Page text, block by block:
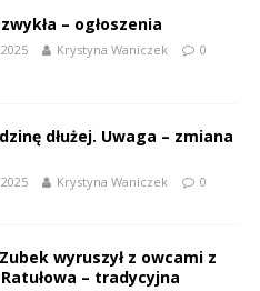
– ogłoszenia
Krystyna Waniczek 0
dłużej. Uwaga – zmiana
Krystyna Waniczek 0
wyruszył z owcami z
– tradycyjna